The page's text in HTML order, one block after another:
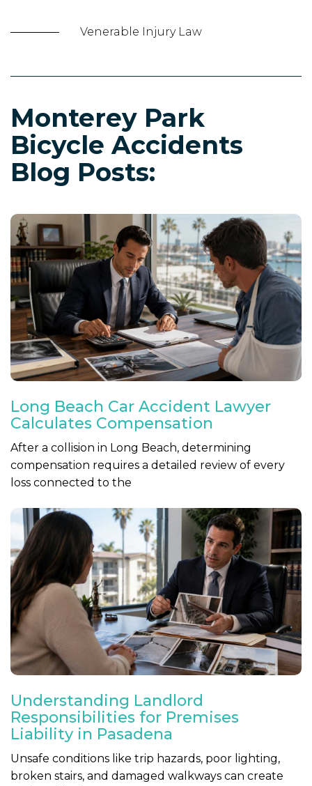
Venerable Injury Law
Monterey Park
Bicycle Accidents
Blog Posts:
Long Beach Car Accident Lawyer
Calculates Compensation
After a collision in Long Beach, determining
compensation requires a detailed review of every
loss connected to the
Understanding Landlord
Responsibilities for Premises
Liability in Pasadena
Unsafe conditions like trip hazards, poor lighting,
broken stairs, and damaged walkways can create